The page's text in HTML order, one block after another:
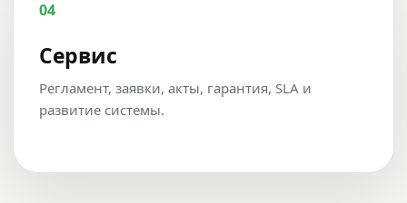
04
Сервис
Регламент, заявки, акты, гарантия, SLA и
развитие системы.